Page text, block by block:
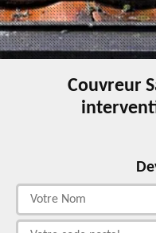
Couvreur